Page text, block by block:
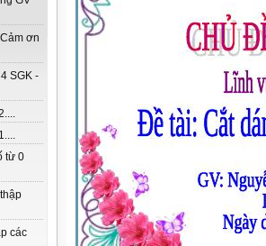
ơn
SGK -
từ 0
các